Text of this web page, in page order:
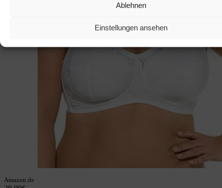
Ablehnen
Einstellungen ansehen
Amazon.de